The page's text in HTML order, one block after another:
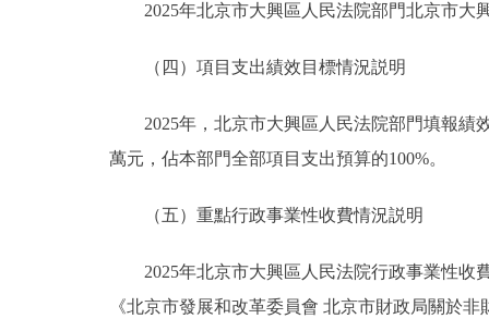
2025年北京市大興區人民法院部門北京市大興
（四）項目支出績效目標情況説明
2025年，北京市大興區人民法院部門填報績效
萬元，佔本部門全部項目支出預算的100%。
（五）重點行政事業性收費情況説明
2025年北京市大興區人民法院行政事業性收
《北京市發展和改革委員會 北京市財政局關於